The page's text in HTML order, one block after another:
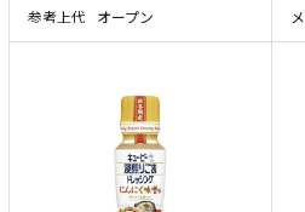
参考上代 オープン